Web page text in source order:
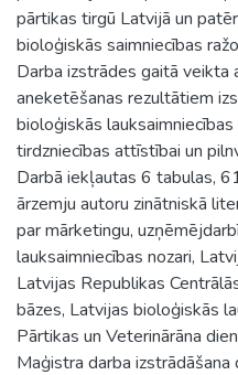
pārtikas tirgū Latvijā un
bioloģiskās saimniecības
Darba izstrādes gaitā
aneketēšanas rezultātiem
bioloģiskās
tirdzniecības attīstībai un
Darbā iekļautas 6 tabulas,
ārzemju autoru zinātniskā
par mārketingu,
lauksaimniecības nozari,
Latvijas Republikas
bāzes, Latvijas bioloģiskās
Pārtikas un Veterinārāna
Maģistra darba